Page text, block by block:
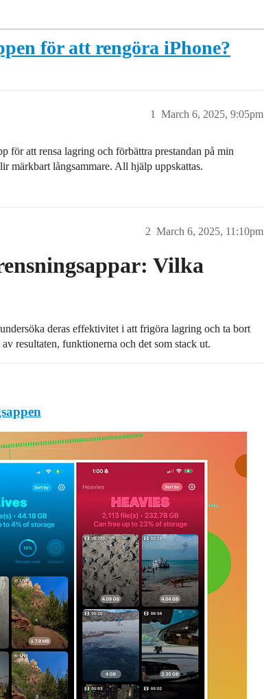
för att rengöra iPhone?
March 6, 2025, 9:05pm
1
för att rensa lagring och förbättra prestandan på min
märkbart långsammare. All hjälp uppskattas.
March 6, 2025, 11:10pm
2
Vilka
deras effektivitet i att frigöra lagring och ta bort
resultaten, funktionerna och det som stack ut.